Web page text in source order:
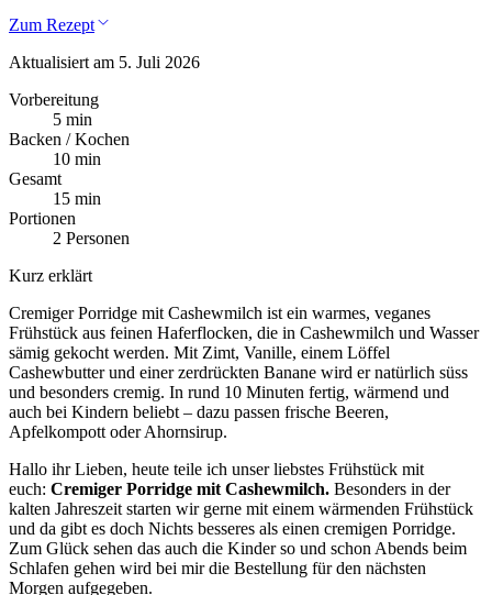
Zum Rezept
Aktualisiert am 5. Juli 2026
Vorbereitung
5 min
Backen / Kochen
10 min
Gesamt
15 min
Portionen
2 Personen
Kurz erklärt
Cremiger Porridge mit Cashewmilch ist ein warmes, veganes
Frühstück aus feinen Haferflocken, die in Cashewmilch und Wasser
sämig gekocht werden. Mit Zimt, Vanille, einem Löffel
Cashewbutter und einer zerdrückten Banane wird er natürlich süss
und besonders cremig. In rund 10 Minuten fertig, wärmend und
auch bei Kindern beliebt – dazu passen frische Beeren,
Apfelkompott oder Ahornsirup.
Hallo ihr Lieben, heute teile ich unser liebstes Frühstück mit
euch: Cremiger Porridge mit Cashewmilch. Besonders in der
kalten Jahreszeit starten wir gerne mit einem wärmenden Frühstück
und da gibt es doch Nichts besseres als einen cremigen Porridge.
Zum Glück sehen das auch die Kinder so und schon Abends beim
Schlafen gehen wird bei mir die Bestellung für den nächsten
Morgen aufgegeben.